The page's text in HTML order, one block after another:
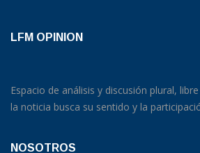
LFM OPINION
Espacio de análisis y discusión plural,
la noticia busca su sentido y la
NOSOTROS